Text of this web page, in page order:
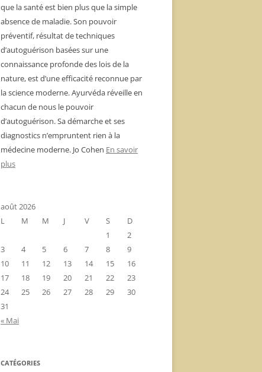
que la santé est bien plus que la simple
absence de maladie. Son pouvoir
préventif, résultat de techniques
d’autoguérison basées sur une
connaissance profonde des lois de la
nature, est d’une efficacité reconnue par
la science moderne. Ayurvéda réveille en
chacun de nous le pouvoir
d’autoguérison. Sa démarche et ses
diagnostics n’empruntent rien à la
médecine moderne. Jo Cohen En savoir
plus
août 2026
L
M M J V S
D
1
2
3
4 5 6 7 8
9
10
11 12 13 14 15
16
17
18 19 20 21 22
23
24
25 26 27 28 29
30
31
« Mai
CATÉGORIES